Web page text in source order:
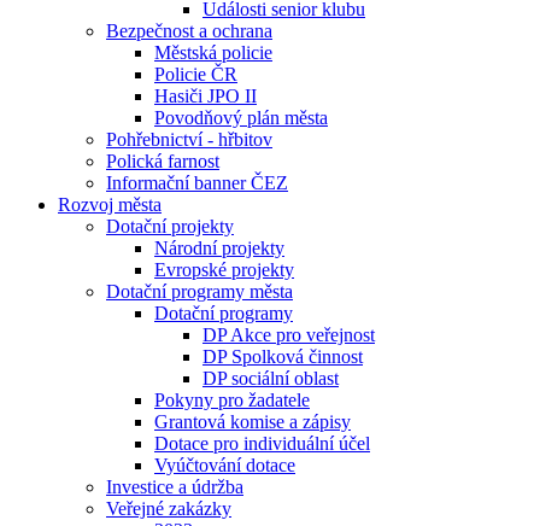
Události senior klubu
Bezpečnost a ochrana
Městská policie
Policie ČR
Hasiči JPO II
Povodňový plán města
Pohřebnictví - hřbitov
Polická farnost
Informační banner ČEZ
Rozvoj města
Dotační projekty
Národní projekty
Evropské projekty
Dotační programy města
Dotační programy
DP Akce pro veřejnost
DP Spolková činnost
DP sociální oblast
Pokyny pro žadatele
Grantová komise a zápisy
Dotace pro individuální účel
Vyúčtování dotace
Investice a údržba
Veřejné zakázky